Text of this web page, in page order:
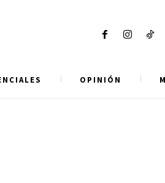
OPINIÓN